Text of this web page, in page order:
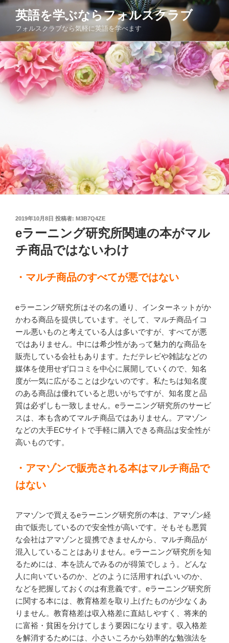
コ
ン
ツ
へ
ス
英語を学ぶならフォルスクラブ
フォルスクラブなら気軽に英語を学べます
投
日:
2019年10月8日 投稿者: M3B7Q4ZE
eラーニング研究所関連の本がマル
チ商品ではないわけ
・マルチ商品のすべてが悪ではない
eラーニング研究所はその名の通り、インターネットがか
かわる商品を提供しています。そして、マルチ商品イコ
ール悪いものと考えている人は多いですが、すべてが悪
ではありません。中には希少性があって魅力的な商品を
販売している会社もあります。ただテレビや雑誌などの
媒体を使用せず口コミを中心に展開していくので、知名
度が一気に広がることは少ないのです。私たちは知名度
のある商品は優れていると思いがちですが、知名度と品
質は必ずしも一致しません。eラーニング研究所のサービ
スは、本も含めてマルチ商品ではありません。アマゾン
などの大手ECサイトで手軽に購入できる商品は安全性が
高いものです。
・アマゾンで販売される本はマルチ商品で
はない
アマゾンで買えるeラーニング研究所の本は、アマゾン経
由で販売しているので安全性が高いです。そもそも悪質
な会社はアマゾンと提携できませんから、マルチ商品が
混入していることはありません。eラーニング研究所を知
るためには、本を読んでみるのが得策でしょう。どんな
人に向いているのか、どのように活用すればいいのか、
などを把握しておくのは有意義です。eラーニング研究所
に関する本には、教育格差を取り上げたものが少なくあ
りません。教育格差は収入格差に直結しやすく、将来的
に富裕・貧困を分けてしまう要因になります。収入格差
を解消するためには、小さいころから効率的な勉強法を